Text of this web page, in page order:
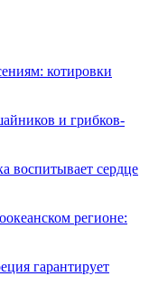
котировки
и грибков-
воспитывает сердце
регионе:
гарантирует